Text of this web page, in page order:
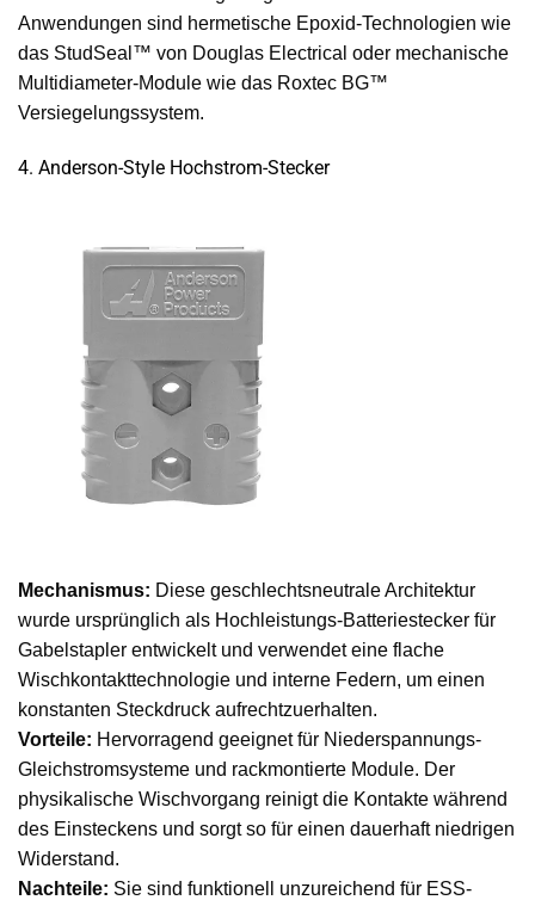
Anwendungen sind hermetische Epoxid-Technologien wie
das StudSeal™ von Douglas Electrical oder mechanische
Multidiameter-Module wie das Roxtec BG™
Versiegelungssystem.
4. Anderson-Style Hochstrom-Stecker
Mechanismus: Diese geschlechtsneutrale Architektur
wurde ursprünglich als Hochleistungs-Batteriestecker für
Gabelstapler entwickelt und verwendet eine flache
Wischkontakttechnologie und interne Federn, um einen
konstanten Steckdruck aufrechtzuerhalten.
Vorteile: Hervorragend geeignet für Niederspannungs-
Gleichstromsysteme und rackmontierte Module. Der
physikalische Wischvorgang reinigt die Kontakte während
des Einsteckens und sorgt so für einen dauerhaft niedrigen
Widerstand.
Nachteile: Sie sind funktionell unzureichend für ESS-